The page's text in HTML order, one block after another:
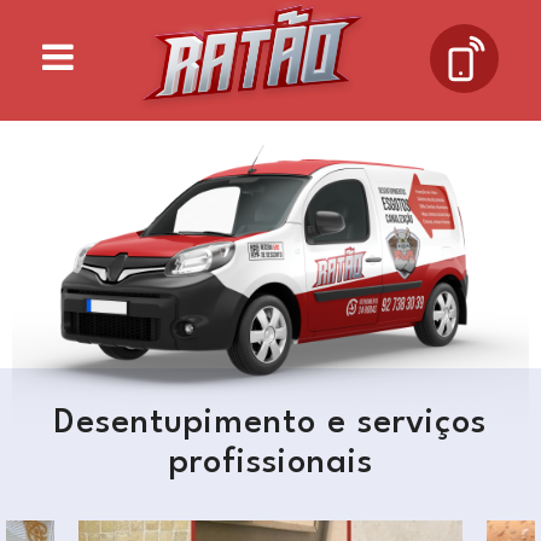
Desentupimento e serviços
profissionais